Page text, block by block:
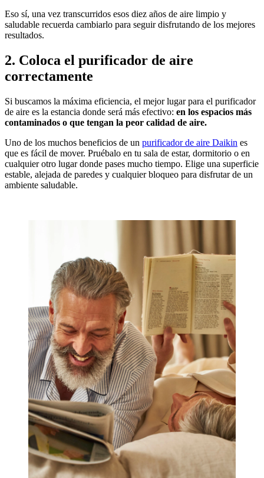
Eso sí, una vez transcurridos esos diez años de aire limpio y
saludable recuerda cambiarlo para seguir disfrutando de los mejores
resultados.
2. Coloca el purificador de aire
correctamente
Si buscamos la máxima eficiencia, el mejor lugar para el purificador
de aire es la estancia donde será más efectivo: en los espacios más
contaminados o que tengan la peor calidad de aire.
Uno de los muchos beneficios de un purificador de aire Daikin es
que es fácil de mover. Pruébalo en tu sala de estar, dormitorio o en
cualquier otro lugar donde pases mucho tiempo. Elige una superficie
estable, alejada de paredes y cualquier bloqueo para disfrutar de un
ambiente saludable.